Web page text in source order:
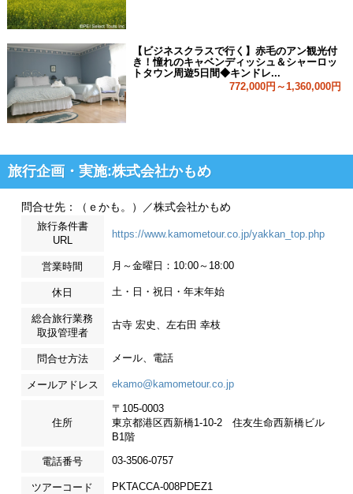
【ビジネスクラスで行く】赤毛のアン観光付
き！憧れのキャベンディッシュ＆シャーロッ
トタウン周遊5日間◆キンドレ...
772,000円～1,360,000円
旅行企画・実施:株式会社かもめ
問合せ先：（ｅかも。）／株式会社かもめ
旅行条件書
URL
https://www.kamometour.co.jp/yakkan_top.php
営業時間 月～金曜日：10:00～18:00
休日 土・日・祝日・年末年始
総合旅行業務
取扱管理者
古寺 宏史、左右田 幸枝
問合せ方法 メール、電話
メールアドレス ekamo@kamometour.co.jp
住所
〒105-0003
東京都港区西新橋1-10-2 住友生命西新橋ビル
B1階
電話番号 03-3506-0757
ツアーコード PKTACCA-008PDEZ1